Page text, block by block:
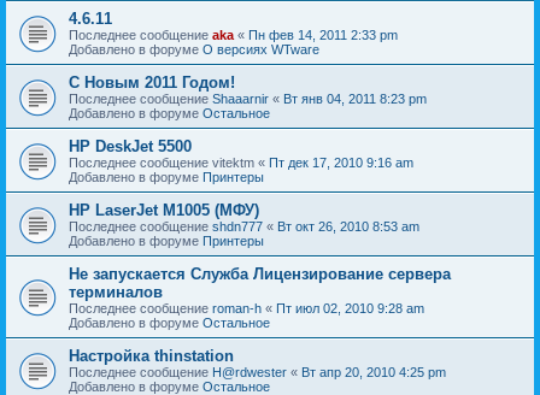
4.6.11
Последнее сообщение aka « Пн фев 14, 2011 2:33 pm
Добавлено в форуме О версиях WTware
С Новым 2011 Годом!
Последнее сообщение Shaaarnir « Вт янв 04, 2011 8:23 pm
Добавлено в форуме Остальное
HP DeskJet 5500
Последнее сообщение vitektm « Пт дек 17, 2010 9:16 am
Добавлено в форуме Принтеры
HP LaserJet M1005 (МФУ)
Последнее сообщение shdn777 « Вт окт 26, 2010 8:53 am
Добавлено в форуме Принтеры
Не запускается Служба Лицензирование сервера
терминалов
Последнее сообщение roman-h « Пт июл 02, 2010 9:28 am
Добавлено в форуме Остальное
Настройка thinstation
Последнее сообщение H@rdwester « Вт апр 20, 2010 4:25 pm
Добавлено в форуме Остальное